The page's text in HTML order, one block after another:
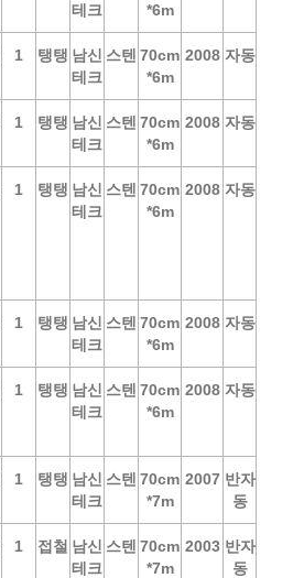
테크
*6m
1 탱탱 남신
테크
스텐 70cm
*6m
2008 자동
1 탱탱 남신
테크
스텐 70cm
*6m
2008 자동
1 탱탱 남신
테크
스텐 70cm
*6m
2008 자동
1 탱탱 남신
테크
스텐 70cm
*6m
2008 자동
1 탱탱 남신
테크
스텐 70cm
*6m
2008 자동
1 탱탱 남신
테크
스텐 70cm
*7m
2007 반자
동
1 접철 남신
테크
스텐 70cm
*7m
2003 반자
동